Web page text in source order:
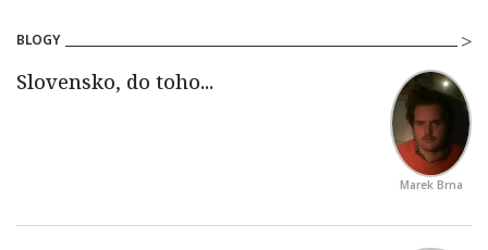
BLOGY
Marek Brna